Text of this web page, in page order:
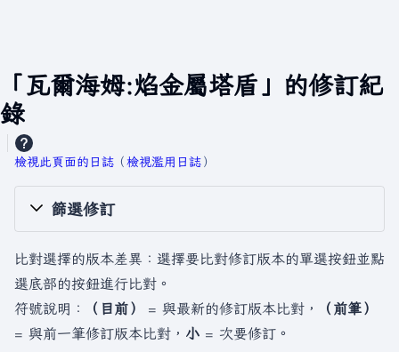
「瓦爾海姆:焰金屬塔盾」的修訂紀
錄
檢視此頁面的日誌 ​（檢視濫用日誌）
篩選修訂
比對選擇的版本差異：選擇要比對修訂版本的單選按鈕並點
選底部的按鈕進行比對。
符號說明：
（目前） = 與最新的修訂版本比對，
（前筆）
= 與前一筆修訂版本比對， 小 = 次要修訂。